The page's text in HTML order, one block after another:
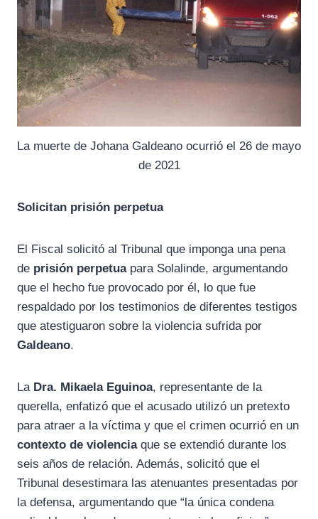
La muerte de Johana Galdeano ocurrió el 26 de mayo
de 2021
Solicitan prisión perpetua
El Fiscal solicitó al Tribunal que imponga una pena
de prisión perpetuapara Solalinde, argumentando
que el hecho fue provocado por él, lo que fue
respaldado por los testimonios de diferentes testigos
que atestiguaron sobre la violencia sufrida por
Galdeano.
La Dra. Mikaela Eguinoa, representante de la
querella, enfatizó que el acusado utilizó un pretexto
para atraer a la víctima y que el crimen ocurrió en un
contexto de violenciaque se extendió durante los
seis años de relación. Además, solicitó que el
Tribunal desestimara las atenuantes presentadas por
la defensa, argumentando que “la única condena